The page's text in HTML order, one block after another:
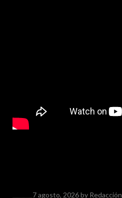
7 agosto, 2026by Redacción